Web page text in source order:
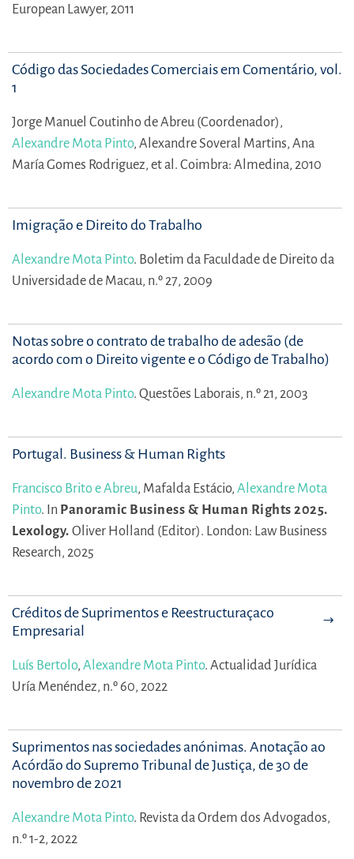
European Lawyer, 2011
Código das Sociedades Comerciais em Comentário, vol.
1
Jorge Manuel Coutinho de Abreu (Coordenador),
Alexandre Mota Pinto, Alexandre Soveral Martins, Ana
María Gomes Rodriguez, et al. Coimbra: Almedina, 2010
Imigração e Direito do Trabalho
Alexandre Mota Pinto. Boletim da Faculdade de Direito da
Universidade de Macau, n.º 27, 2009
Notas sobre o contrato de trabalho de adesão (de
acordo com o Direito vigente e o Código de Trabalho)
Alexandre Mota Pinto. Questões Laborais, n.º 21, 2003
Portugal. Business & Human Rights
Francisco Brito e Abreu, Mafalda Estácio, Alexandre Mota
Pinto. In Panoramic Business & Human Rights 2025.
Lexology. Oliver Holland (Editor). London: Law Business
Research, 2025
Créditos de Suprimentos e Reestructuraçaco
Empresarial
Luís Bertolo, Alexandre Mota Pinto. Actualidad Jurídica
Uría Menéndez, n.º 60, 2022
Suprimentos nas sociedades anónimas. Anotação ao
Acórdão do Supremo Tribunal de Justiça, de 30 de
novembro de 2021
Alexandre Mota Pinto. Revista da Ordem dos Advogados,
n.º 1-2, 2022